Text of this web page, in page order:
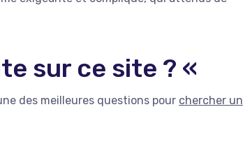
sur ce site ? «
des meilleures questions pour chercher un